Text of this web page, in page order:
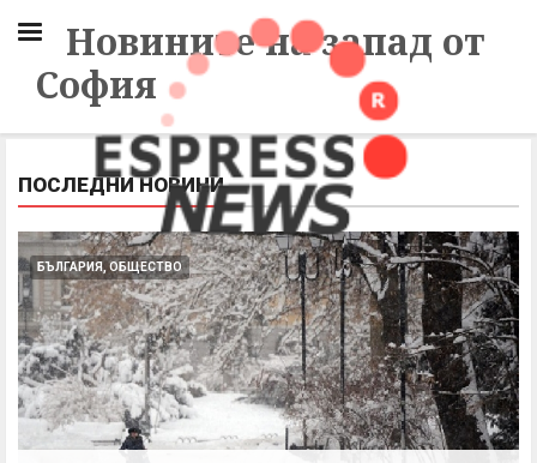
Новините на запад от
София
ПОСЛЕДНИ НОВИНИ
БЪЛГАРИЯ, ОБЩЕСТВО